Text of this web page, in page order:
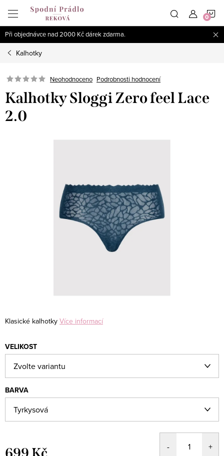
obsah
Při objednávce nad 2000 Kč dárek zdarma.
Kalhotky
Neohodnoceno Podrobnosti hodnocení
Kalhotky Sloggi Zero feel Lace
2.0
Klasické kalhotky Více informací
VELIKOST
BARVA